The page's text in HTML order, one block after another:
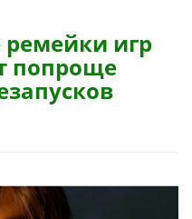
игр
попроще